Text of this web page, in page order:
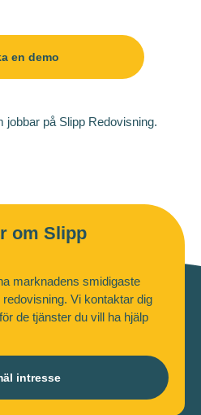
en demo
om Slipp
marknadens smidigaste
Vi kontaktar dig
de tjänster du vill ha hjälp
intresse